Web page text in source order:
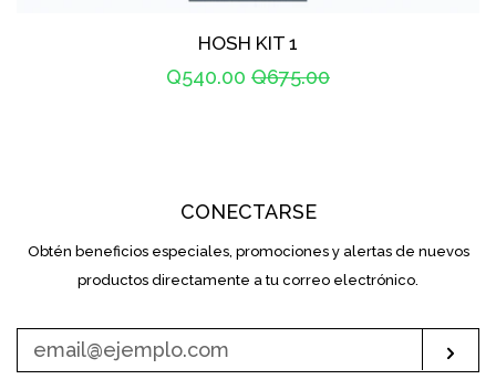
HOSH KIT 1
Precio
Q540.00 Precio
Q675.00
CONECTARSE
INTRODUZCA
SU
MAIL
Obtén beneficios especiales, promociones y alertas de nuevos
productos directamente a tu correo electrónico.